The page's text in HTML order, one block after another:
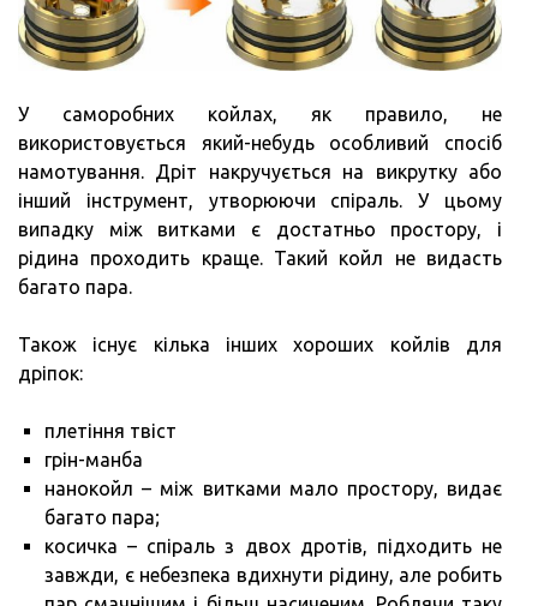
У саморобних койлах, як правило, не
використовується який-небудь особливий спосіб
намотування. Дріт накручується на викрутку або
інший інструмент, утворюючи спіраль. У цьому
випадку між витками є достатньо простору, і
рідина проходить краще. Такий койл не видасть
багато пара.
Також існує кілька інших хороших койлів для
дріпок:
плетіння твіст
грін-манба
нанокойл – між витками мало простору, видає
багато пара;
косичка – спіраль з двох дротів, підходить не
завжди, є небезпека вдихнути рідину, але робить